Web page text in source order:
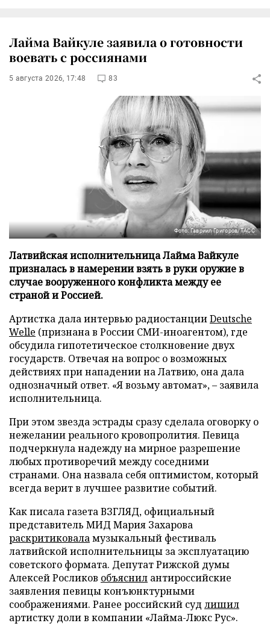
Лайма Вайкуле заявила о готовности
воевать с россиянами
5 августа 2026, 17:48 83
Фото: Гавриил Григоров/ТАСС
Латвийская исполнительница Лайма Вайкуле
призналась в намерении взять в руки оружие в
случае вооруженного конфликта между ее
страной и Россией.
Артистка дала интервью радиостанцииDeutsche
Welle (признана в России СМИ-иноагентом), где
обсудила гипотетическое столкновение двух
государств. Отвечая на вопрос о возможных
действиях при нападении на Латвию, она дала
однозначный ответ. «Я возьму автомат», – заявила
исполнительница.
При этом звезда эстрады сразу сделала оговорку о
нежелании реального кровопролития. Певица
подчеркнула надежду на мирное разрешение
любых противоречий между соседними
странами. Она назвала себя оптимистом, который
всегда верит в лучшее развитие событий.
Как писала газета ВЗГЛЯД, официальный
представитель МИД Мария Захарова
раскритиковаламузыкальный фестиваль
латвийской исполнительницы за эксплуатацию
советского формата. Депутат Рижской думы
Алексей Росликов объяснил антироссийские
заявления певицы конъюнктурными
соображениями. Ранее российский суд лишил
артистку доли в компании «Лайма-Люкс Рус».